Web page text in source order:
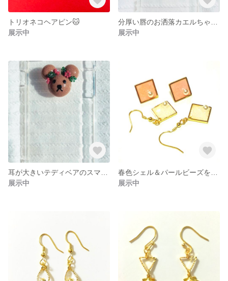
トリオネコヘアピン🐱
展示中
展示中
展示中
展示中